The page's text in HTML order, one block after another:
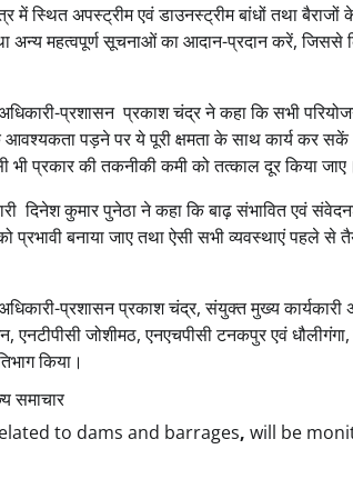
में स्थित अपस्ट्रीम एवं डाउनस्ट्रीम बांधों तथा
अन्य महत्वपूर्ण सूचनाओं का आदान-प्रदान करें, जिससे
प्रशासन प्रकाश चंद्र ने कहा कि सभी
आवश्यकता पड़ने पर ये पूरी क्षमता के साथ कार्य कर
भी प्रकार की तकनीकी कमी को तत्काल दूर किया जाए।
दिनेश कुमार पुनेठा ने कहा कि बाढ़ संभावित एवं
बनाया जाए तथा ऐसी सभी व्यवस्थाएं पहले से
प्रशासन प्रकाश चंद्र, संयुक्त मुख्य
एनटीपीसी जोशीमठ, एनएचपीसी टनकपुर एवं
किया।
समाचार
to dams and barrages, will be